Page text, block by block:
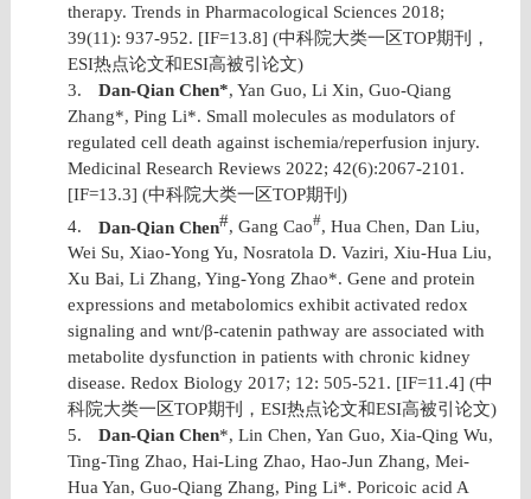
therapy. Trends in Pharmacological Sciences 2018;
39(11): 937-952. [IF=13.8] (中科院大类一区TOP期刊，
ESI热点论文和ESI高被引论文)
3.
Dan-Qian Chen*, Yan Guo, Li Xin, Guo-Qiang
Zhang*, Ping Li*. Small molecules as modulators of
regulated cell death against ischemia/reperfusion injury.
Medicinal Research Reviews 2022; 42(6):2067-2101.
[IF=13.3] (中科院大类一区TOP期刊 )
4.
Dan-Qian Chen#, Gang Cao#, Hua Chen, Dan Liu,
Wei Su, Xiao-Yong Yu, Nosratola D. Vaziri, Xiu-Hua Liu,
Xu Bai, Li Zhang, Ying-Yong Zhao*. Gene and protein
expressions and metabolomics exhibit activated redox
signaling and wnt/β-catenin pathway are associated with
metabolite dysfunction in patients with chronic kidney
disease. Redox Biology 2017; 12: 505-521. [IF=11.4] (中
科院大类一区TOP期刊， ESI热点论文和ESI高被引论文)
5.
Dan-Qian Chen*, Lin Chen, Yan Guo, Xia-Qing Wu,
Ting-Ting Zhao, Hai-Ling Zhao, Hao-Jun Zhang, Mei-
Hua Yan, Guo-Qiang Zhang, Ping Li*. Poricoic acid A